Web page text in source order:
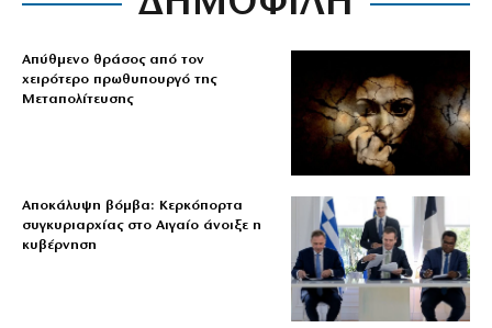
Απύθμενο θράσος από τον
χειρότερο πρωθυπουργό της
Μεταπολίτευσης
Αποκάλυψη βόμβα: Κερκόπορτα
συγκυριαρχίας στο Αιγαίο άνοιξε η
κυβέρνηση